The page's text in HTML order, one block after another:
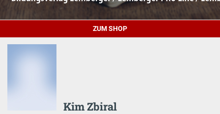
ZUM SHOP
Kim Zbiral